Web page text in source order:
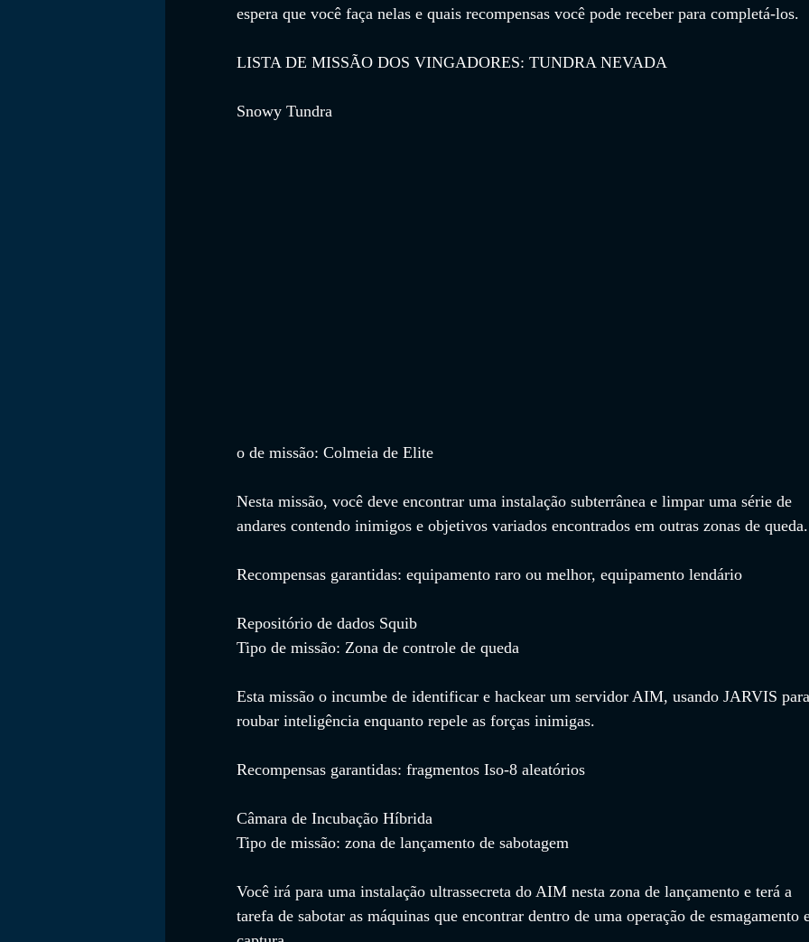
espera que você faça nelas e quais recompensas você pode receber para completá-los.
LISTA DE MISSÃO DOS VINGADORES: TUNDRA NEVADA
Snowy Tundra
o de missão: Colmeia de Elite
Nesta missão, você deve encontrar uma instalação subterrânea e limpar uma série de
andares contendo inimigos e objetivos variados encontrados em outras zonas de queda.
Recompensas garantidas: equipamento raro ou melhor, equipamento lendário
Repositório de dados Squib
Tipo de missão: Zona de controle de queda
Esta missão o incumbe de identificar e hackear um servidor AIM, usando JARVIS
roubar inteligência enquanto repele as forças inimigas.
Recompensas garantidas: fragmentos Iso-8 aleatórios
Câmara de Incubação Híbrida
Tipo de missão: zona de lançamento de sabotagem
Você irá para uma instalação ultrassecreta do AIM nesta zona de lançamento e terá a
tarefa de sabotar as máquinas que encontrar dentro de uma operação de esmagamento